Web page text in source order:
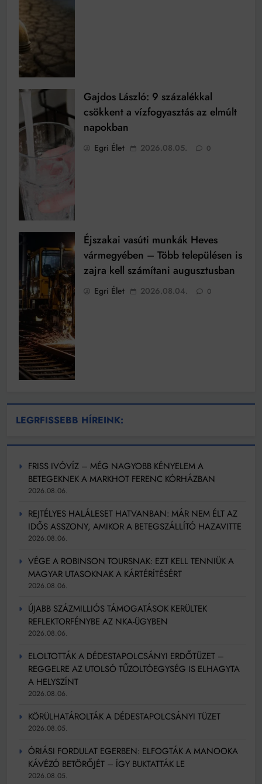
Gajdos László: 9 százalékkal
csökkent a vízfogyasztás az elmúlt
napokban
Egri Élet 2026.08.05. 0
Éjszakai vasúti munkák Heves
vármegyében – Több településen is
zajra kell számítani augusztusban
Egri Élet 2026.08.04. 0
LEGRFISSEBB HÍREINK:
FRISS IVÓVÍZ – MÉG NAGYOBB KÉNYELEM A
BETEGEKNEK A MARKHOT FERENC KÓRHÁZBAN
2026.08.06.
REJTÉLYES HALÁLESET HATVANBAN: MÁR NEM ÉLT AZ
IDŐS ASSZONY, AMIKOR A BETEGSZÁLLÍTÓ HAZAVITTE
2026.08.06.
VÉGE A ROBINSON TOURSNAK: EZT KELL TENNIÜK A
MAGYAR UTASOKNAK A KÁRTÉRÍTÉSÉRT
2026.08.06.
ÚJABB SZÁZMILLIÓS TÁMOGATÁSOK KERÜLTEK
REFLEKTORFÉNYBE AZ NKA-ÜGYBEN
2026.08.06.
ELOLTOTTÁK A DÉDESTAPOLCSÁNYI ERDŐTÜZET –
REGGELRE AZ UTOLSÓ TŰZOLTÓEGYSÉG IS ELHAGYTA
A HELYSZÍNT
2026.08.06.
KÖRÜLHATÁROLTÁK A DÉDESTAPOLCSÁNYI TÜZET
2026.08.05.
ÓRIÁSI FORDULAT EGERBEN: ELFOGTÁK A MANOOKA
KÁVÉZÓ BETÖRŐJÉT – ÍGY BUKTATTÁK LE
2026.08.05.